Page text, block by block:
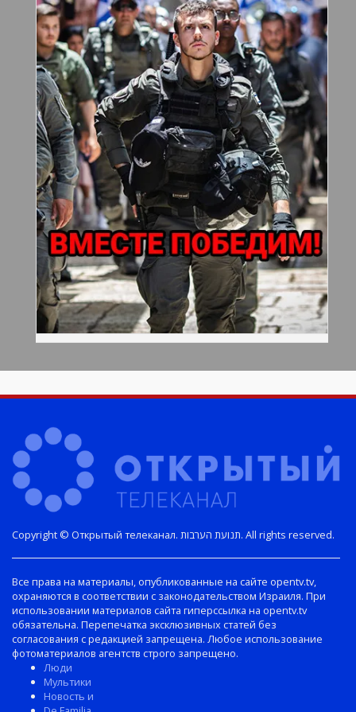
Copyright © Открытый телеканал. תנועת הערבות. All rights reserved.
Все права на материалы, опубликованные на сайте opentv.tv,
охраняются в соответствии с законодательством Израиля. При
использовании материалов сайта гиперссылка на opentv.tv
обязательна. Перепечатка эксклюзивных статей без
согласования с редакцией запрещена. Любое использование
фотоматериалов агентств строго запрещено.
Люди
Мультики
Новость и